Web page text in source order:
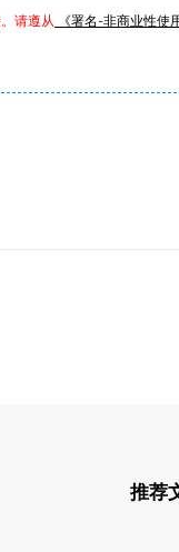
请遵从 《署名-非商业性使
推荐